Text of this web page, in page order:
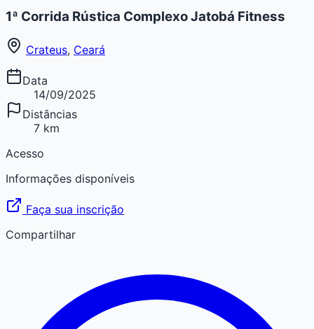
1ª Corrida Rústica Complexo Jatobá Fitness
Crateus, Ceará
Data
14/09/2025
Distâncias
7 km
Acesso
Informações disponíveis
Faça sua inscrição
Compartilhar